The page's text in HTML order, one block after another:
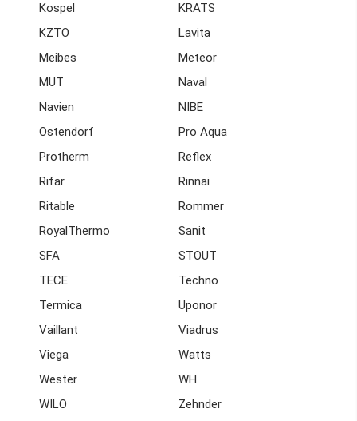
Kospel
KRATS
KZTO
Lavita
Meibes
Meteor
MUT
Naval
Navien
NIBE
Ostendorf
Pro Aqua
Protherm
Reflex
Rifar
Rinnai
Ritable
Rommer
RoyalThermo
Sanit
SFA
STOUT
TECE
Techno
Termica
Uponor
Vaillant
Viadrus
Viega
Watts
Wester
WH
WILO
Zehnder